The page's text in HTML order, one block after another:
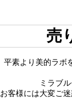
売
平素より美的ラボ
ミラブ
お客様には大変ご